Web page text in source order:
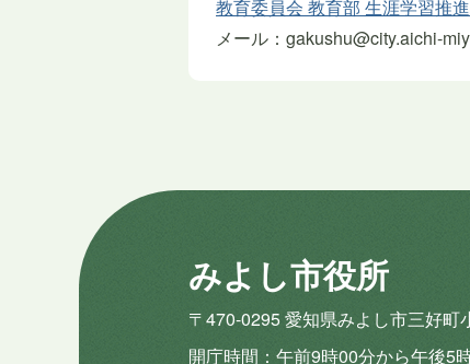
教育委員会 教育部 生涯学習推
メール：gakushu@city.aichi-
みよし市役所
〒470-0295 愛知県みよし市三好町
開庁時間
午前9時00分から午後5